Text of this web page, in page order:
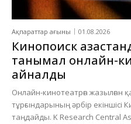
Ақпараттар ағыны 01.08.2026
Кинопоиск
танымал онлайн-
айналды
Онлайн-кинотеатрға жазылған
тұрғындарының әрбір екіншісі
таңдайды. K Research Central